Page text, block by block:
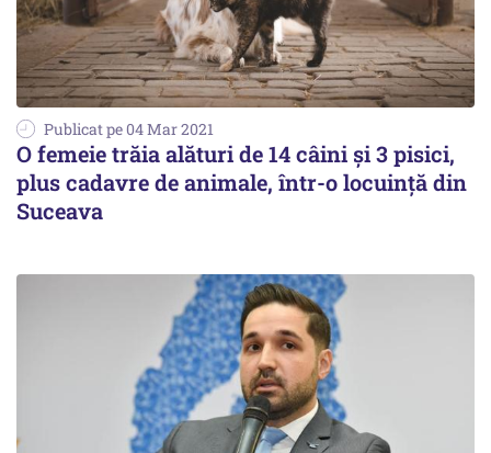
Publicat pe 04 Mar 2021
O femeie trăia alături de 14 câini și 3 pisici,
plus cadavre de animale, într-o locuință din
Suceava